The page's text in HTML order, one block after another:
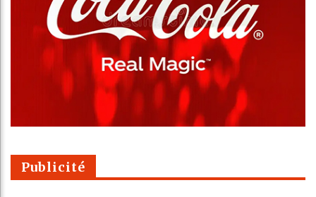
Publicité